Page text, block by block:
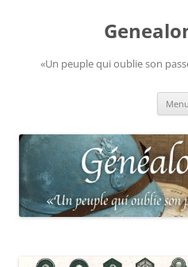
«Un peuple qui oublie son
Menu